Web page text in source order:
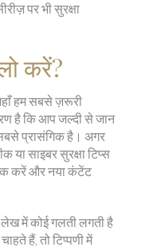
पर भी सुरक्षा
करें?
हम सबसे ज़रूरी
है कि आप जल्दी से जान
प्रासंगिक है। अगर
साइबर सुरक्षा टिप्स
करें और नया कंटेंट
में कोई गलती लगती है
हैं, तो टिप्पणी में